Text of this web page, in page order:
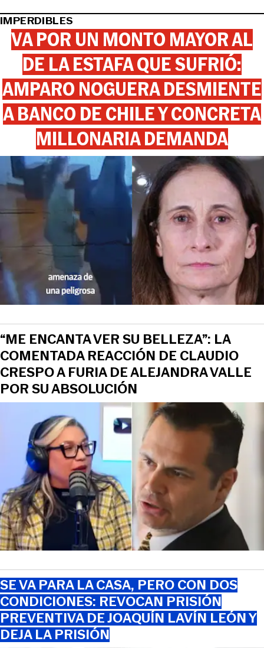
IMPERDIBLES
VA POR UN MONTO MAYOR AL
DE LA ESTAFA QUE SUFRIÓ:
AMPARO NOGUERA DESMIENTE
A BANCO DE CHILE Y CONCRETA
MILLONARIA DEMANDA
“ME ENCANTA VER SU BELLEZA”: LA
COMENTADA REACCIÓN DE CLAUDIO
CRESPO A FURIA DE ALEJANDRA VALLE
POR SU ABSOLUCIÓN
SE VA PARA LA CASA, PERO CON DOS
CONDICIONES: REVOCAN PRISIÓN
PREVENTIVA DE JOAQUÍN LAVÍN LEÓN Y
DEJA LA PRISIÓN